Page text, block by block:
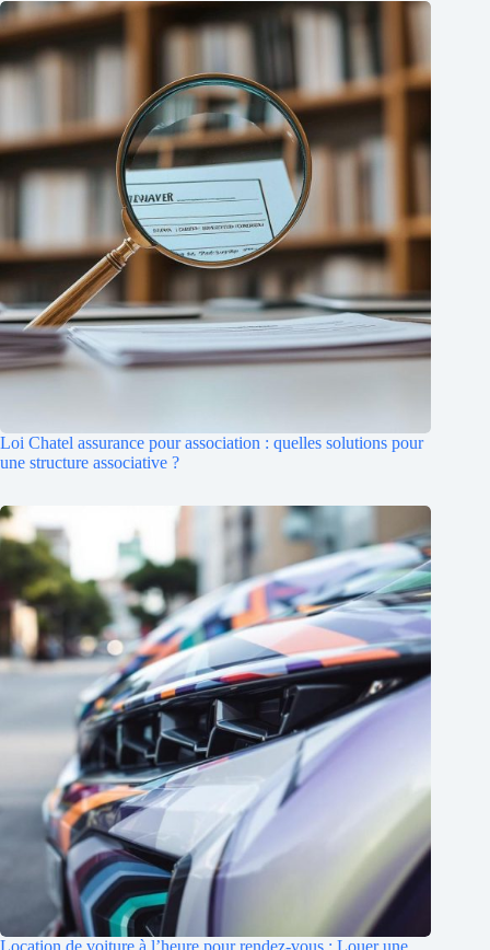
Loi Chatel assurance pour association : quelles solutions pour
une structure associative ?
Location de voiture à l’heure pour rendez-vous : Louer une